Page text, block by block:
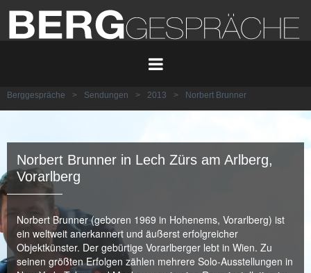
Berggespräche > Sendungen > 2013 > Norbert Brunner
Norbert Brunner in Lech Zürs am Arlberg,
Vorarlberg
Norbert Brunner (geboren 1969 in Hohenems, Vorarlberg) ist
ein weltweit anerkannert und äußerst erfolgreicher
Objektkünster. Der gebürtige Vorarlberger lebt in Wien. Zu
seinen größten Erfolgen zählen mehrere Solo-Ausstellungen in